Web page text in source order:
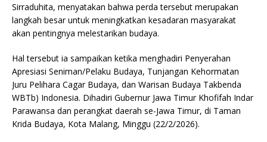
Sirraduhita, menyatakan bahwa perda tersebut merupakan
langkah besar untuk meningkatkan kesadaran masyarakat
akan pentingnya melestarikan budaya.
Hal tersebut ia sampaikan ketika menghadiri Penyerahan
Apresiasi Seniman/Pelaku Budaya, Tunjangan Kehormatan
Juru Pelihara Cagar Budaya, dan Warisan Budaya Takbenda
WBTb) Indonesia. Dihadiri Gubernur Jawa Timur Khofifah Indar
Parawansa dan perangkat daerah se-Jawa Timur, di Taman
Krida Budaya, Kota Malang, Minggu (22/2/2026).